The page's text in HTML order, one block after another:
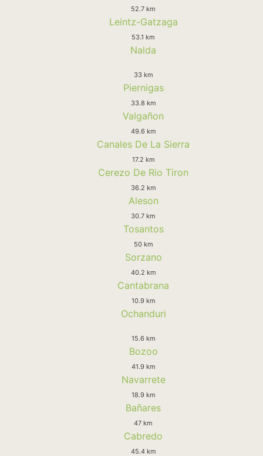
52.7 km
Leintz-Gatzaga
53.1 km
Nalda
33 km
Piernigas
33.8 km
Valgañon
49.6 km
Canales De La Sierra
17.2 km
Cerezo De Rio Tiron
36.2 km
Aleson
30.7 km
Tosantos
50 km
Sorzano
40.2 km
Cantabrana
10.9 km
Ochanduri
15.6 km
Bozoo
41.9 km
Navarrete
18.9 km
Bañares
47 km
Cabredo
45.4 km